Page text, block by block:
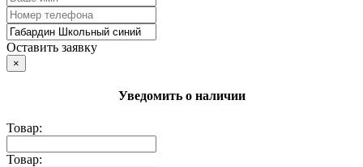
Оставить заявку
×
Уведомить о наличии
Товар:
Товар: